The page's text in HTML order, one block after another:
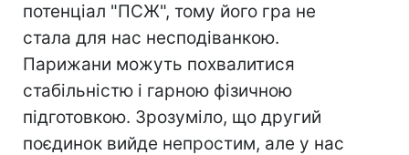
потенціал "ПСЖ", тому його гра не
стала для нас несподіванкою.
Парижани можуть похвалитися
стабільністю і гарною фізичною
підготовкою. Зрозуміло, що другий
поєдинок вийде непростим, але у нас